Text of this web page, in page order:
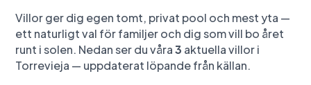
Villor ger dig egen tomt, privat pool och mest yta —
ett naturligt val för familjer och dig som vill bo året
runt i solen. Nedan ser du våra3 aktuellavillori
Torrevieja — uppdaterat löpande från källan.